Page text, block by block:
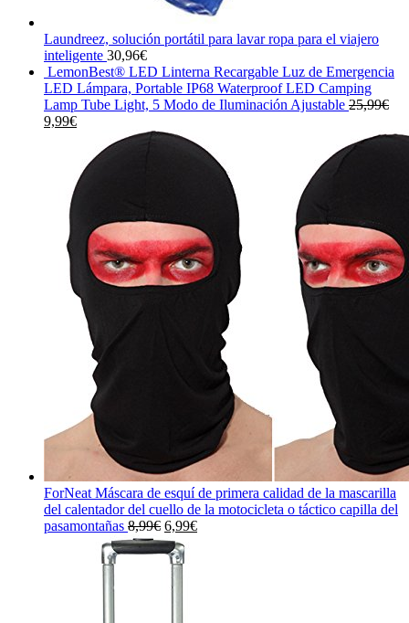
Laundreez, solución portátil para lavar ropa para el viajero
inteligente 30,96€
LemonBest® LED Linterna Recargable Luz de Emergencia
LED Lámpara, Portable IP68 Waterproof LED Camping
Lamp Tube Light, 5 Modo de Iluminación Ajustable 25,99€
El
25,99€.
9,99€El
actual
es:
9,99€.
ForNeat Máscara de esquí de primera calidad de la mascarilla
del calentador del cuello de la motocicleta o táctico capilla del
pasamontañas 8,99€ El
precio
original
era:
8,99€.
6,99€El